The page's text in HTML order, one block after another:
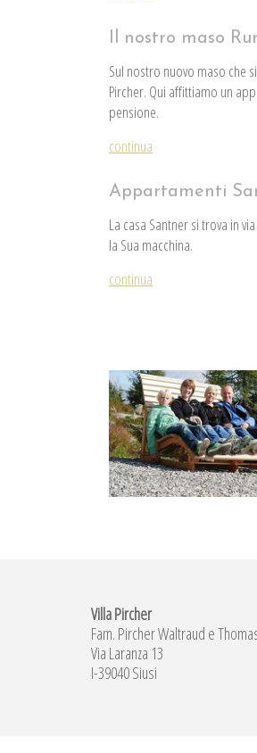
Il nostro maso
Sul nostro nuovo maso che
Pircher. Qui affittiamo un
pensione.
continua
Appartamenti
La casa Santner si trova in
la Sua macchina.
continua
Villa Pircher
Fam. Pircher Waltraud e
Via Laranza 13
I-39040 Siusi